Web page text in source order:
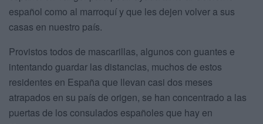
español como al marroquí y que les dejen volver a sus
casas en nuestro país.
Provistos todos de mascarillas, algunos con guantes e
intentando guardar las distancias, muchos de estos
residentes en España que llevan casi dos meses
atrapados en su país de origen, se han concentrado a las
puertas de los consulados españoles que hay en